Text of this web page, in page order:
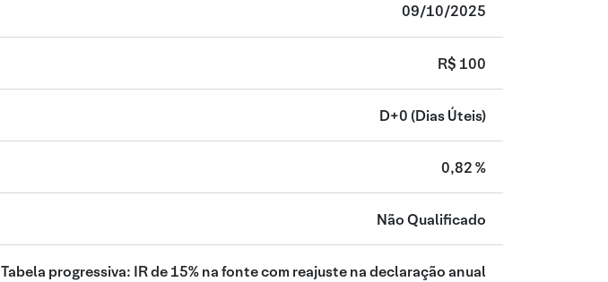
09/10/2025
R$ 100
D+0 (Dias Úteis)
0,82 %
Não Qualificado
Tabela progressiva: IR de 15% na fonte com reajuste na declaração anual